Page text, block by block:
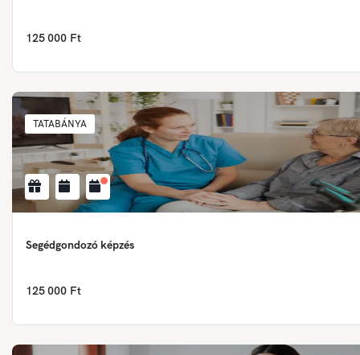
125 000 Ft
TATABÁNYA
Segédgondozó képzés
125 000 Ft